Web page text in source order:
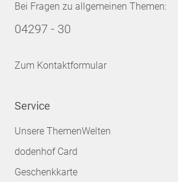
Bei Fragen zu allgemeinen Themen:
04297 - 30
Zum Kontaktformular
Service
Unsere ThemenWelten
dodenhof Card
Geschenkkarte